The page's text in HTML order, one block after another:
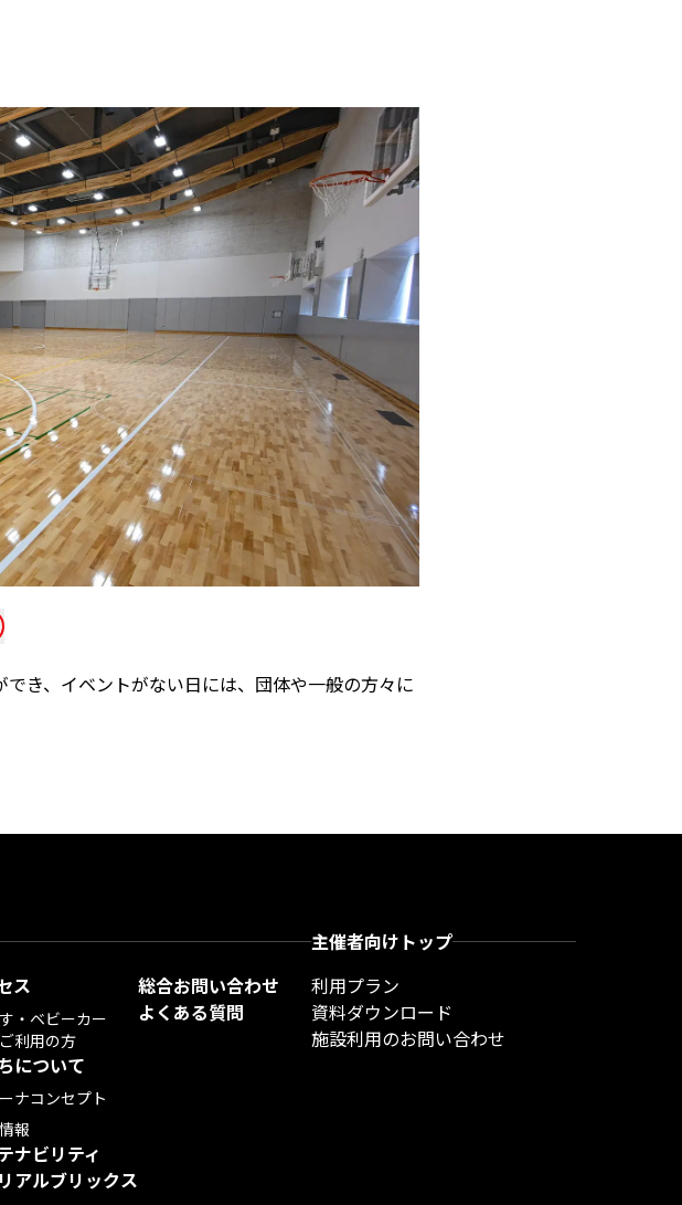
き、イベントがない日には、団体や一般の方々に
ス
・ベビーカー
利用の方
について
ナコンセプト
報
ナビリティ
アルブリックス
総合お問い合わせ
よくある質問
主催者向けトップ
利用プラン
資料ダウンロード
施設利用のお問い合わせ